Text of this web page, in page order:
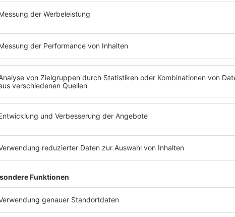
06.
AUGUST
2026
RADIO BOB! PRÄSENTIERT
Hütte Rockt Festival
10:00-23:59Uhr
Georgsmarienhütte
KONZERTKALENDER